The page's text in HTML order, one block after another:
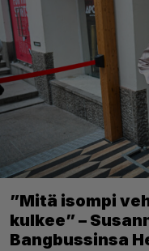
”Mitä isompi
kulkee” –
Bangbussinsa